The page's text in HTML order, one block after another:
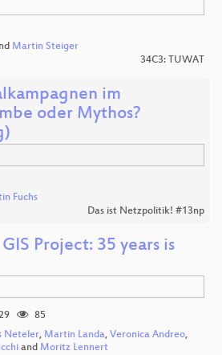
Martin Steiger
34C3: TUWAT
im
oder Mythos?
Fuchs
Das ist Netzpolitik! #13np
Project: 35 years is
85
Neteler, Martin Landa, Veronica Andreo,
and Moritz Lennert